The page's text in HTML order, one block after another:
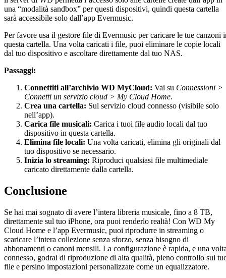
una “modalità sandbox” per questi dispositivi, quindi questa cartella
sarà accessibile solo dall’app Evermusic.
Per favore usa il gestore file di Evermusic per caricare le tue canzoni
questa cartella. Una volta caricati i file, puoi eliminare le copie locali
dal tuo dispositivo e ascoltare direttamente dal tuo NAS.
Passaggi:
Connettiti all’archivio WD MyCloud: Vai su Connessioni >
Connetti un servizio cloud > My Cloud Home.
Crea una cartella: Sul servizio cloud connesso (visibile solo
nell’app).
Carica file musicali: Carica i tuoi file audio locali dal tuo
dispositivo in questa cartella.
Elimina file locali: Una volta caricati, elimina gli originali dal
tuo dispositivo se necessario.
Inizia lo streaming: Riproduci qualsiasi file multimediale
caricato direttamente dalla cartella.
Conclusione
Se hai mai sognato di avere l’intera libreria musicale, fino a 8 TB,
direttamente sul tuo iPhone, ora puoi renderlo realtà! Con WD My
Cloud Home e l’app Evermusic, puoi riprodurre in streaming o
scaricare l’intera collezione senza sforzo, senza bisogno di
abbonamenti o canoni mensili. La configurazione è rapida, e una
connesso, godrai di riproduzione di alta qualità, pieno controllo sui
file e persino impostazioni personalizzate come un equalizzatore.